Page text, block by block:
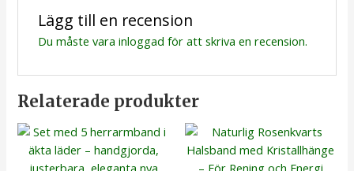
Lägg till en recension
Du måste vara inloggad för att skriva en recension.
Relaterade produkter